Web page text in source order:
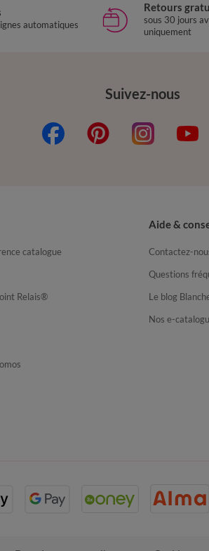
automatiques
Retours
sous 30 jours
uniquement
Suivez-nous
catalogue
Relais®
Aide &
Contactez-
Questions
Le blog
Nos e-